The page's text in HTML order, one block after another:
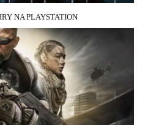
NA PLAYSTATION